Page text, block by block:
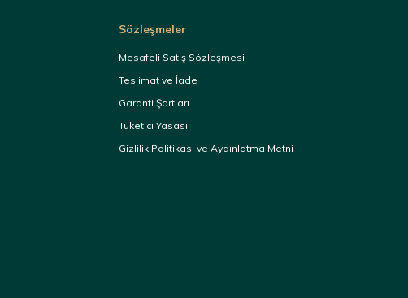
Sözleşmeler
Mesafeli Satış Sözleşmesi
Teslimat ve İade
Garanti Şartları
Tüketici Yasası
Gizlilik Politikası ve Aydınlatma Metni